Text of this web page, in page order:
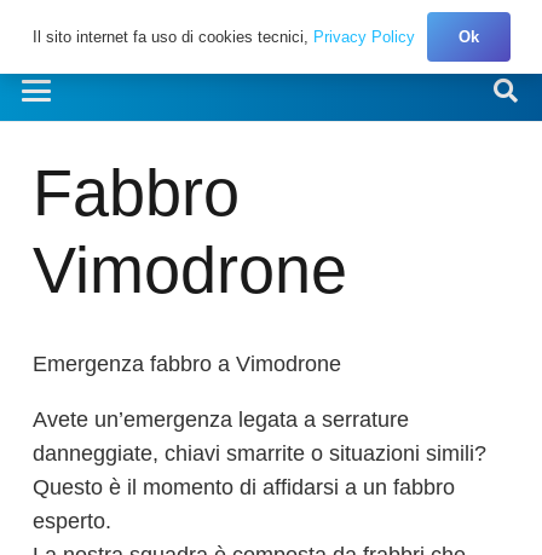
Fabbro
Vimodrone
Emergenza fabbro a Vimodrone
Avete un’emergenza legata a serrature
danneggiate, chiavi smarrite o situazioni simili?
Questo è il momento di affidarsi a un fabbro
esperto.
Il sito internet fa uso di cookies tecnici, Privacy Policy Ok